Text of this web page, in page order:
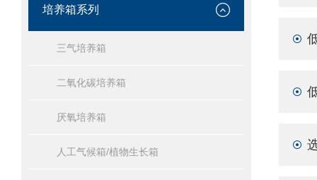
培养箱系列
三气培养箱
二氧化碳培养箱
厌氧培养箱
人工气候箱/植物生长箱